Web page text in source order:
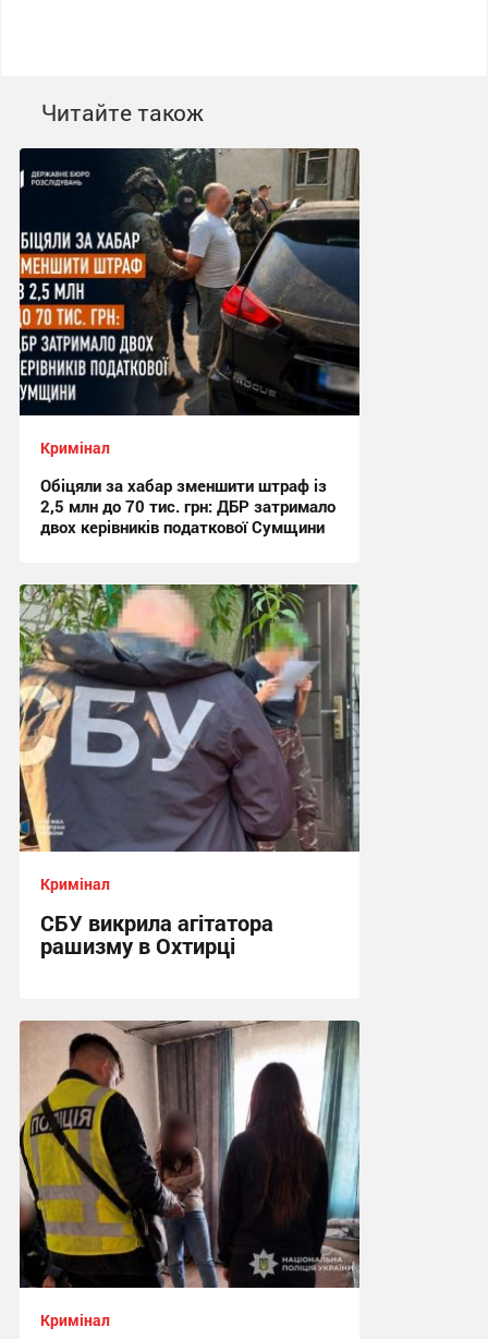
Читайте також
Кримінал
Обіцяли за хабар зменшити штраф із
2,5 млн до 70 тис. грн: ДБР затримало
двох керівників податкової Сумщини
17:42, 6.08.2026
Кримінал
СБУ викрила агітатора
рашизму в Охтирці
13:34, 6.08.2026
Кримінал